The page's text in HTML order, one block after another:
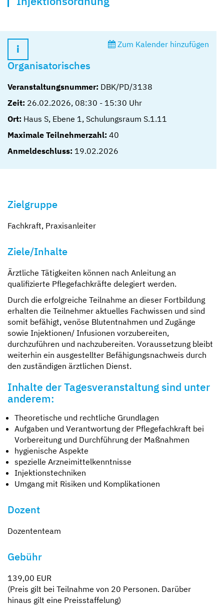
Zum Kalender hinzufügen
Organisatorisches
Veranstaltungsnummer: DBK/PD/3138
Zeit: 26.02.2026, 08:30 - 15:30 Uhr
Ort: Haus S, Ebene 1, Schulungsraum S.1.11
Maximale Teilnehmerzahl: 40
Anmeldeschluss: 19.02.2026
Zielgruppe
Fachkraft, Praxisanleiter
Ziele/Inhalte
Ärztliche Tätigkeiten können nach Anleitung an
qualifizierte Pflegefachkräfte delegiert werden.
Durch die erfolgreiche Teilnahme an dieser Fortbildung
erhalten die Teilnehmer aktuelles Fachwissen und sind
somit befähigt, venöse Blutentnahmen und Zugänge
sowie Injektionen/ Infusionen vorzubereiten,
durchzuführen und nachzubereiten. Voraussetzung bleibt
weiterhin ein ausgestellter Befähigungsnachweis durch
den zuständigen ärztlichen Dienst.
Inhalte der Tagesveranstaltung sind unter
anderem:
Theoretische und rechtliche Grundlagen
Aufgaben und Verantwortung der Pflegefachkraft bei
Vorbereitung und Durchführung der Maßnahmen
hygienische Aspekte
spezielle Arzneimittelkenntnisse
Injektionstechniken
Umgang mit Risiken und Komplikationen
Dozent
Dozententeam
Gebühr
139,00 EUR
(Preis gilt bei Teilnahme von 20 Personen. Darüber
hinaus gilt eine Preisstaffelung)